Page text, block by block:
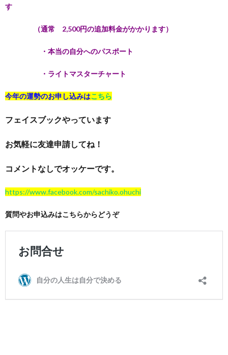
す
（通常 2,500円の追加料金がかかります）
・本当の自分へのパスポート
・ライトマスターチャート
今年の運勢のお申し込みはこちら
フェイスブックやっています
お気軽に友達申請してね！
コメントなしでオッケーです。
https://www.facebook.com/sachiko.ohuchi
質問やお申込みはこちらからどうぞ